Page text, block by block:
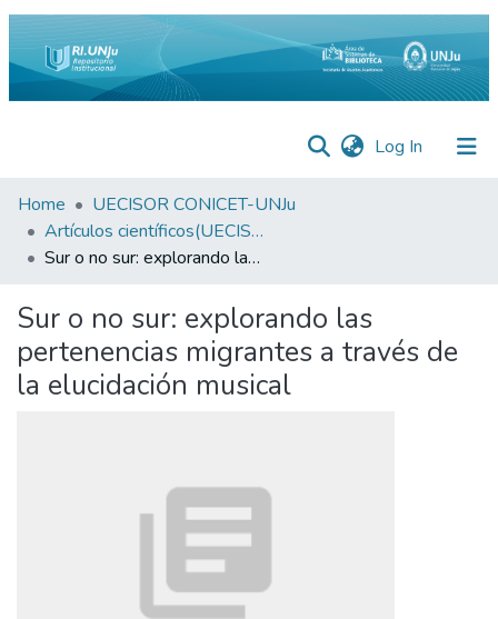
Log In (current)
Inicio
Institucional
Frecuentes
Estadísticas
Home
UECISOR CONICET-UNJu
Artículos científicos(UECISOR)
Sur o no sur: explorando las pertenencias migrantes a través de la elucidación musical
Sur o no sur: explorando las
pertenencias migrantes a través de
la elucidación musical